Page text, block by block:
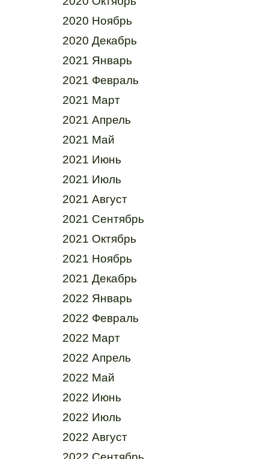
2020 Ноябрь
2020 Декабрь
2021 Январь
2021 Февраль
2021 Март
2021 Апрель
2021 Май
2021 Июнь
2021 Июль
2021 Август
2021 Сентябрь
2021 Октябрь
2021 Ноябрь
2021 Декабрь
2022 Январь
2022 Февраль
2022 Март
2022 Апрель
2022 Май
2022 Июнь
2022 Июль
2022 Август